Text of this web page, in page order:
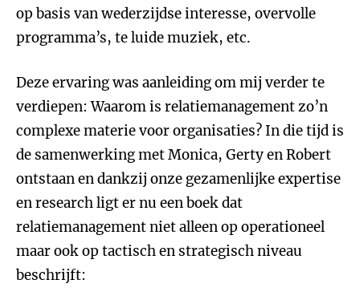
op basis van wederzijdse interesse, overvolle
programma’s, te luide muziek, etc.
Deze ervaring was aanleiding om mij verder te
verdiepen: Waarom is relatiemanagement zo’n
complexe materie voor organisaties? In die tijd is
de samenwerking met Monica, Gerty en Robert
ontstaan en dankzij onze gezamenlijke expertise
en research ligt er nu een boek dat
relatiemanagement niet alleen op operationeel
maar ook op tactisch en strategisch niveau
beschrijft: